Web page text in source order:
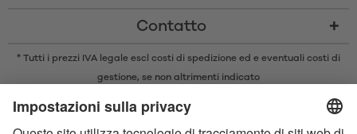
Contatto
* Tutti i prezzi IVA legale escl costi di spedizione ed e eventuali costi di
gestione, se non altrimenti indicato
Bluetooth SIG, Inc. e qualsiasi utilizzo di tali marchi da parte di Satisfyer